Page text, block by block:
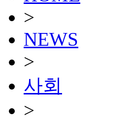
>
NEWS
>
사회
>